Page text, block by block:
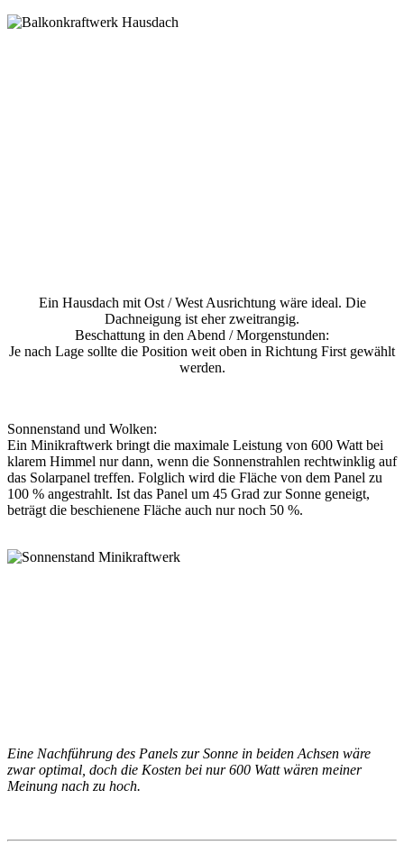
Ein Hausdach mit Ost / West Ausrichtung wäre ideal. Die
Dachneigung ist eher zweitrangig.
Beschattung in den Abend / Morgenstunden:
Je nach Lage sollte die Position weit oben in Richtung First gewählt
werden.
Sonnenstand und Wolken:
Ein Minikraftwerk bringt die maximale Leistung von 600 Watt bei
klarem Himmel nur dann, wenn die Sonnenstrahlen rechtwinklig auf
das Solarpanel treffen. Folglich wird die Fläche von dem Panel zu
100 % angestrahlt. Ist das Panel um 45 Grad zur Sonne geneigt,
beträgt die beschienene Fläche auch nur noch 50 %.
Eine Nachführung des Panels zur Sonne in beiden Achsen wäre
zwar optimal, doch die Kosten bei nur 600 Watt wären meiner
Meinung nach zu hoch.